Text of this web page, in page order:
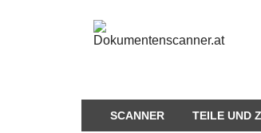
SCANNER TEILE UND